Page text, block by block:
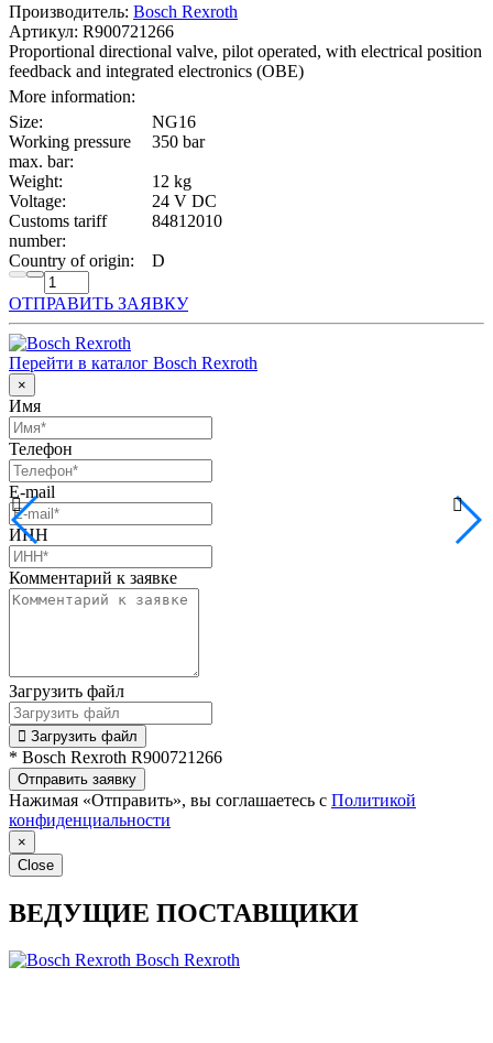
Производитель: Bosch Rexroth
Артикул: R900721266
Proportional directional valve, pilot operated, with electrical position
feedback and integrated electronics (OBE)
More information:
Size:
NG16
Working pressure
max. bar:
350 bar
Weight:
12 kg
Voltage:
24 V DC
Customs tariff
number:
84812010
Country of origin: D
ОТПРАВИТЬ ЗАЯВКУ
Перейти в каталог Bosch Rexroth
×
Имя
Телефон
E-mail
ИНН
Комментарий к заявке
Загрузить файл
Загрузить файл
* Bosch Rexroth R900721266
Отправить заявку
Нажимая «Отправить», вы соглашаетесь с Политикой
конфиденциальности
×
Close
ВЕДУЩИЕ ПОСТАВЩИКИ
Bosch Rexroth